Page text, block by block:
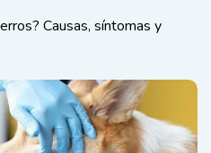
Causas, síntomas y